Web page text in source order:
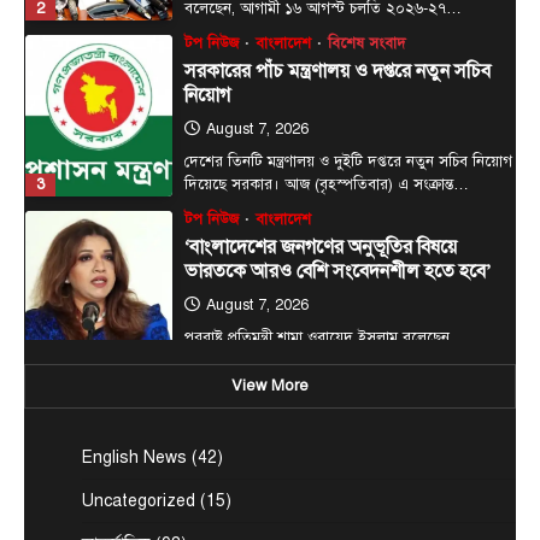
3 দিয়েছে সরকার। আজ (বৃহস্পতিবার) এ সংক্রান্ত…
4
টপ নিউজ বাংলাদেশ
‘বাংলাদেশের জনগণের অনুভূতির বিষয়ে
ভারতকে আরও বেশি সংবেদনশীল হতে হবে’
August 7, 2026
পররাষ্ট্র প্রতিমন্ত্রী শামা ওবায়েদ ইসলাম বলেছেন,
বাংলাদেশের জনগণের অনুভূতি ও সংবেদনশীলতার বিষয়ে
ভারতকে আরও বেশি…
5
টপ নিউজ বাংলাদেশ
রাজধানীর চারপাশের নদীদূষণ রোধে
কর্মপরিকল্পনার নির্দেশ প্রধানমন্ত্রীর
August 6, 2026
রাজধানী ঢাকার চারপাশের নদীদূষণ রোধে কর্মপরিকল্পনা
তৈরির নির্দেশনা দিয়েছেন প্রধানমন্ত্রী তারেক রহমান। আজ
বৃহস্পতিবার (৬…
সৌদি, তুরস্ক ও পাকিস্তানের মধ্যে প্রতিরক্ষা চুক্তি
সই হচ্ছে আজ
View More
English News (42)
Uncategorized (15)